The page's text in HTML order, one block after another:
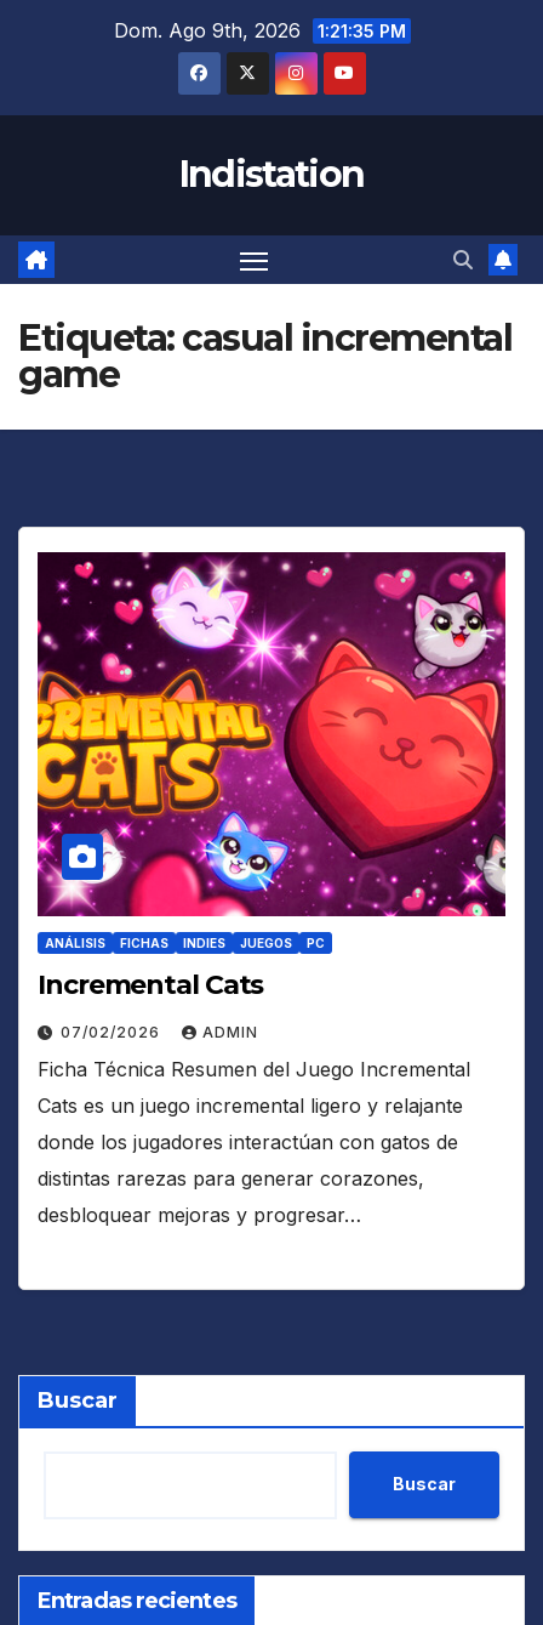
Dom. Ago 9th, 2026 1:21:35 PM
Indistation
Etiqueta:casual incremental
game
ANÁLISIS FICHAS INDIES JUEGOS PC
Incremental Cats
07/02/2026 ADMIN
Ficha Técnica Resumen del Juego Incremental
Cats es un juego incremental ligero y relajante
donde los jugadores interactúan con gatos de
distintas rarezas para generar corazones,
desbloquear mejoras y progresar…
Buscar
Buscar
Entradas recientes